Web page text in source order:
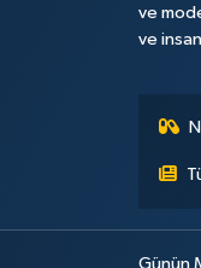
ve
ve
Günün